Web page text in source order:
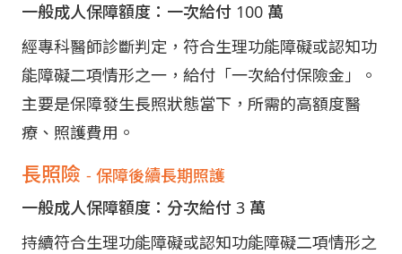
一般成人保障額度：一次給付 100 萬
經專科醫師診斷判定，符合生理功能障礙或認知功
能障礙二項情形之一，給付「一次給付保險金」。
主要是保障發生長照狀態當下，所需的高額度醫
療、照護費用。
長照險 - 保障後續長期照護
一般成人保障額度：分次給付 3 萬
持續符合生理功能障礙或認知功能障礙二項情形之